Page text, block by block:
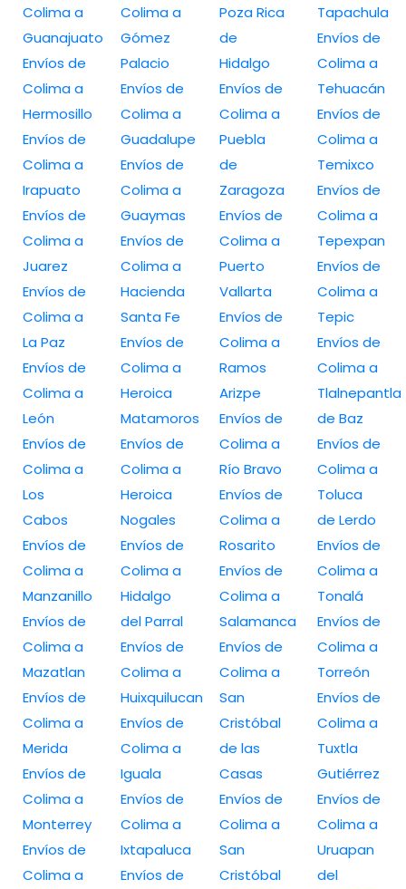
Colima a
Guanajuato
Envíos de
Colima a
Hermosillo
Envíos de
Colima a
Irapuato
Envíos de
Colima a
Juarez
Envíos de
Colima a
La Paz
Envíos de
Colima a
León
Envíos de
Colima a
Los
Cabos
Envíos de
Colima a
Manzanillo
Envíos de
Colima a
Mazatlan
Envíos de
Colima a
Merida
Envíos de
Colima a
Monterrey
Envíos de
Colima a
Colima a
Gómez
Palacio
Envíos de
Colima a
Guadalupe
Envíos de
Colima a
Guaymas
Envíos de
Colima a
Hacienda
Santa Fe
Envíos de
Colima a
Heroica
Matamoros
Envíos de
Colima a
Heroica
Nogales
Envíos de
Colima a
Hidalgo
del Parral
Envíos de
Colima a
Huixquilucan
Envíos de
Colima a
Iguala
Envíos de
Colima a
Ixtapaluca
Envíos de
Poza Rica
de
Hidalgo
Envíos de
Colima a
Puebla
de
Zaragoza
Envíos de
Colima a
Puerto
Vallarta
Envíos de
Colima a
Ramos
Arizpe
Envíos de
Colima a
Río Bravo
Envíos de
Colima a
Rosarito
Envíos de
Colima a
Salamanca
Envíos de
Colima a
San
Cristóbal
de las
Casas
Envíos de
Colima a
San
Cristóbal
Tapachula
Envíos de
Colima a
Tehuacán
Envíos de
Colima a
Temixco
Envíos de
Colima a
Tepexpan
Envíos de
Colima a
Tepic
Envíos de
Colima a
Tlalnepantla
de Baz
Envíos de
Colima a
Toluca
de Lerdo
Envíos de
Colima a
Tonalá
Envíos de
Colima a
Torreón
Envíos de
Colima a
Tuxtla
Gutiérrez
Envíos de
Colima a
Uruapan
del